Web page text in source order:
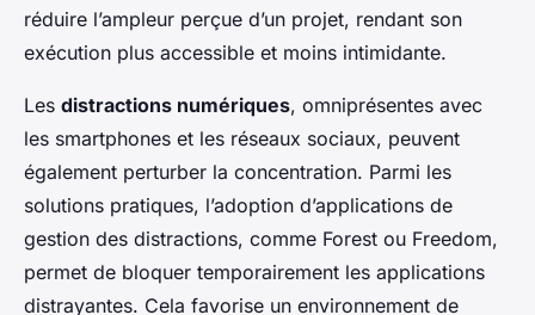
réduire l’ampleur perçue d’un projet, rendant son
exécution plus accessible et moins intimidante.
Les distractions numériques, omniprésentes avec
les smartphones et les réseaux sociaux, peuvent
également perturber la concentration. Parmi les
solutions pratiques, l’adoption d’applications de
gestion des distractions, comme Forest ou Freedom,
permet de bloquer temporairement les applications
distrayantes. Cela favorise un environnement de